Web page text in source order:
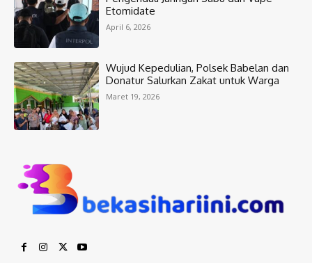
Etomidate
April 6, 2026
Wujud Kepedulian, Polsek Babelan dan
Donatur Salurkan Zakat untuk Warga
Maret 19, 2026